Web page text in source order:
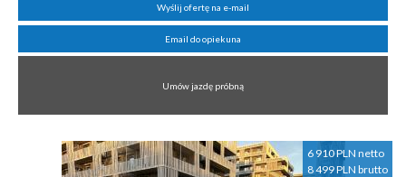
Wyślij ofertę na e-mail
Email do opiekuna
Umów jazdę próbną
6 910 PLN netto
8 499 PLN brutto